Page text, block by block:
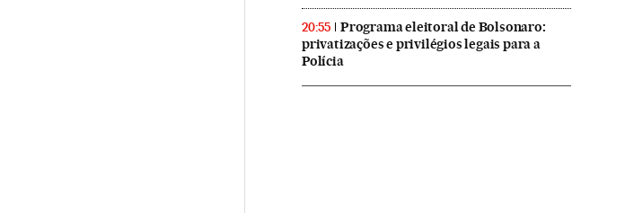
20:55
Programa eleitoral de Bolsonaro:
privatizações e privilégios legais para a
Polícia